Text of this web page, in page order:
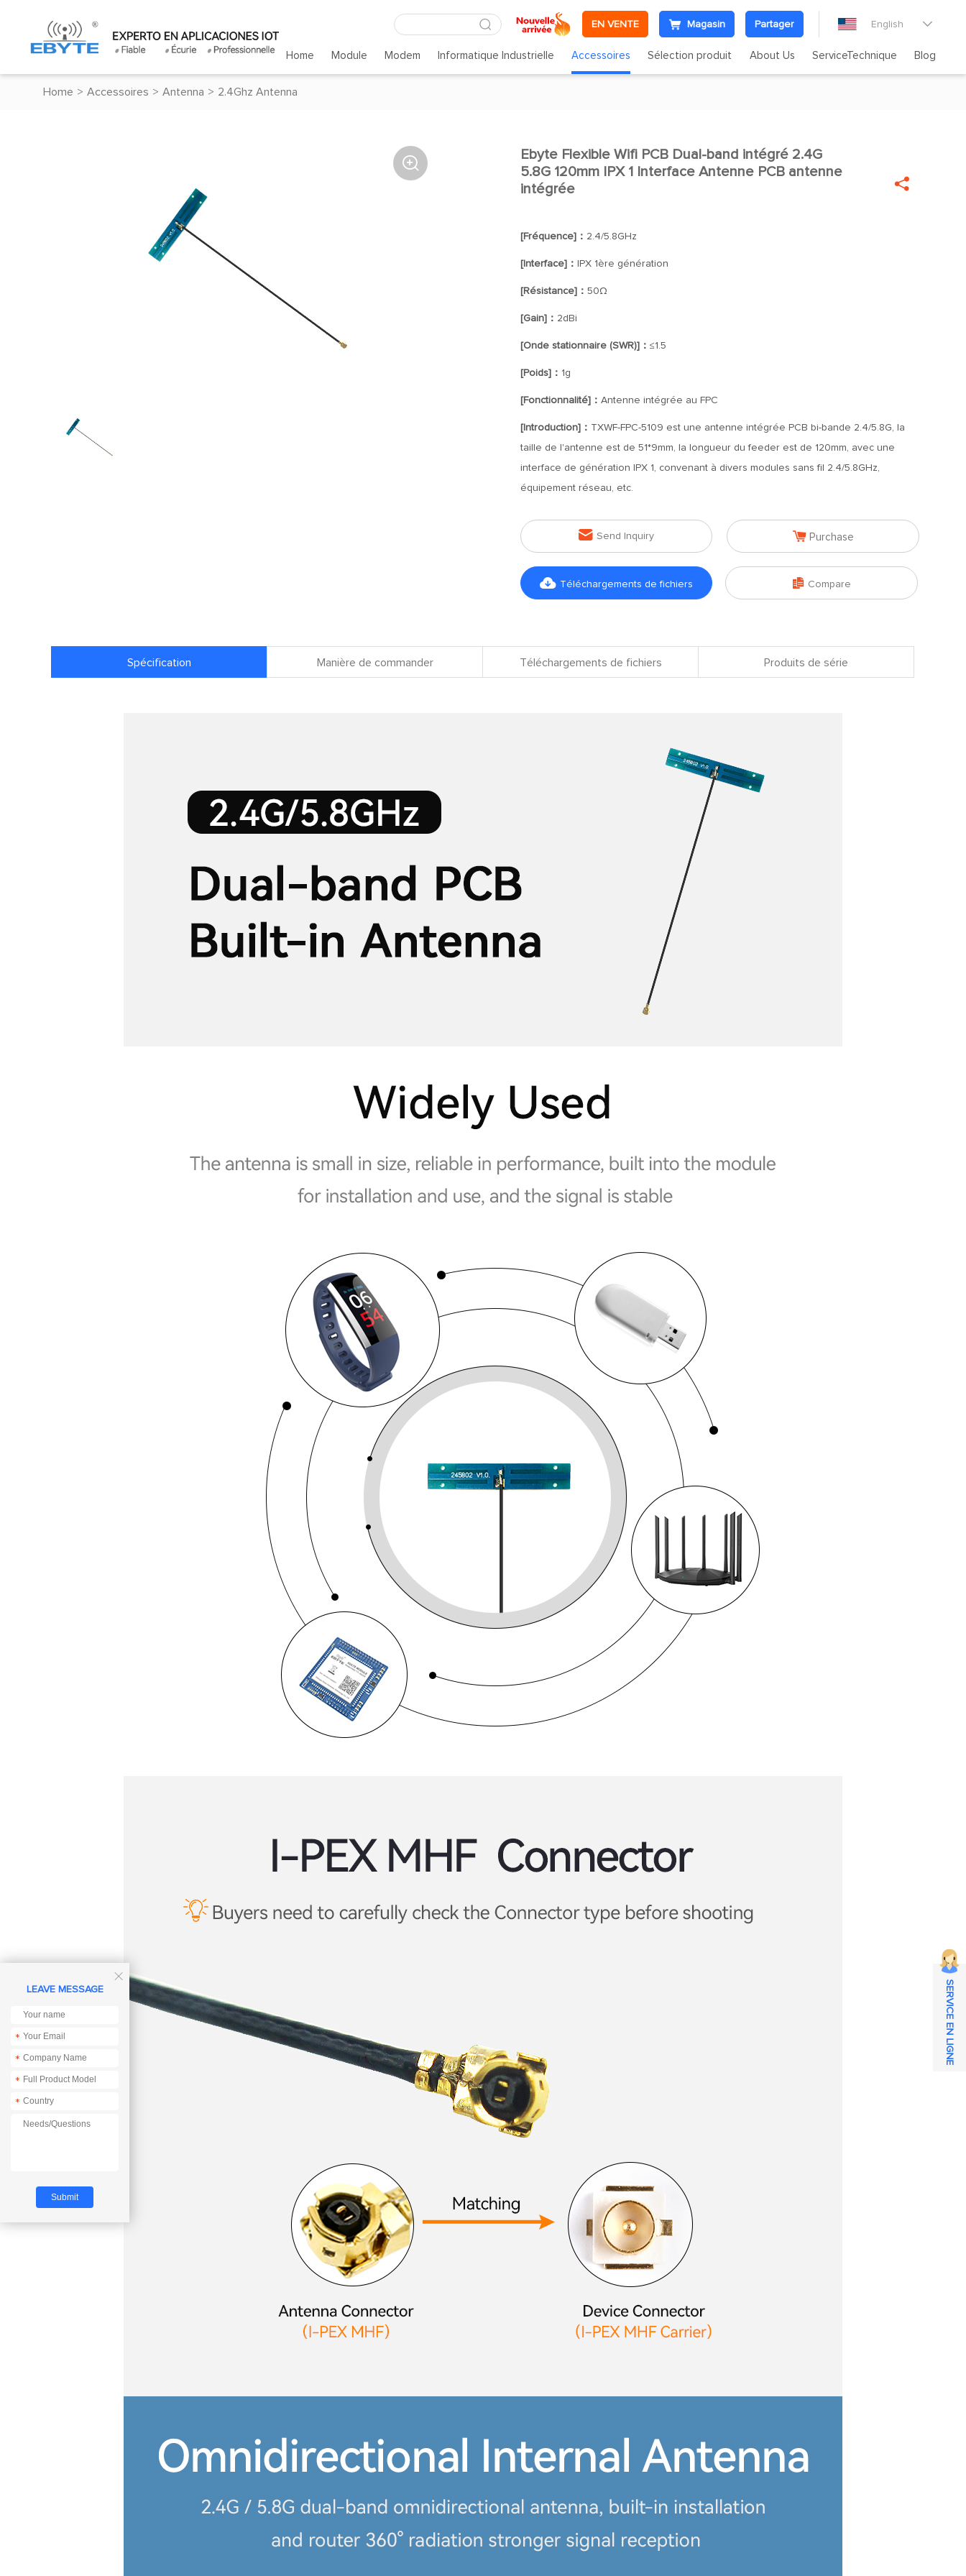
EN VENTE Magasin Partager English 
Home Module Modem Informatique Industrielle Accessoires Sélection produit About Us ServiceTechnique Blog
Home > Accessoires > Antenna > 2.4Ghz Antenna

Ebyte Flexible Wifi PCB Dual-band intégré 2.4G
5.8G 120mm IPX 1 Interface Antenne PCB antenne
intégrée

[Fréquence]： 2.4/5.8GHz
[Interface]： IPX 1ère génération
[Résistance]： 50Ω
[Gain]： 2dBi
[Onde stationnaire (SWR)]： ≤1.5
[Poids]： 1g
[Fonctionnalité]： Antenne intégrée au FPC
[Introduction]： TXWF-FPC-5109 est une antenne intégrée PCB bi-bande 2.4/5.8G, la
taille de l'antenne est de 51*9mm, la longueur du feeder est de 120mm, avec une
interface de génération IPX 1, convenant à divers modules sans fil 2.4/5.8GHz,
équipement réseau, etc.
 Send Inquiry  Purchase
 Téléchargements de fichiers  Compare
Spécification Manière de commander Téléchargements de fichiers Produits de série

LEAVE MESSAGE
*
*
*
*
SERVICE EN LIGNE